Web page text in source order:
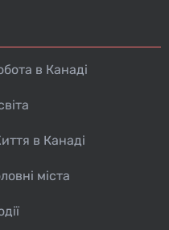
в Канаді
в Канаді
міста